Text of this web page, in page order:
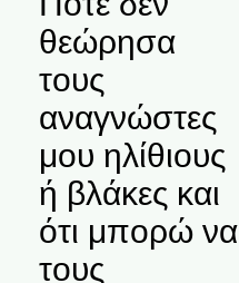
θεώρησα
τους
αναγνώστες
μου ηλίθιους
ή βλάκες και
ότι μπορώ να
τους